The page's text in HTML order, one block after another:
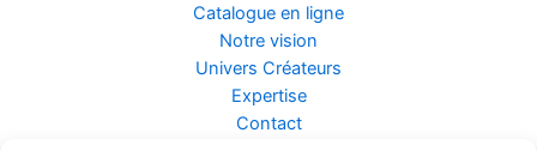
Catalogue en ligne
Notre vision
Univers Créateurs
Expertise
Contact